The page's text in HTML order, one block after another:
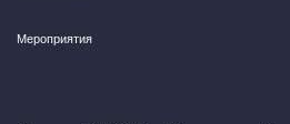
Мероприятия